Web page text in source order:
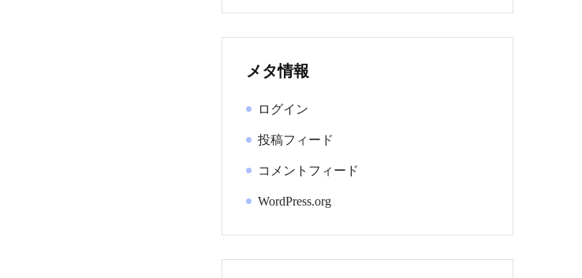
メタ情報
ログイン
投稿フィード
コメントフィード
WordPress.org